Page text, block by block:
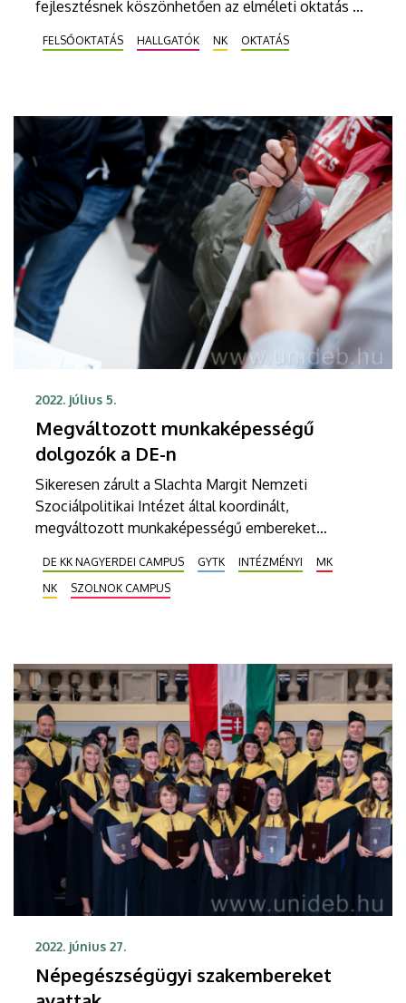
fejlesztésnek köszönhetően az elméleti oktatás és
színvonalasabb körülmények között történik a
FELSŐOKTATÁS HALLGATÓK NK OKTATÁS
2022. július 5.
Megváltozott munkaképességű
dolgozók a DE-n
Sikeresen zárult a Slachta Margit Nemzeti
Szociálpolitikai Intézet által koordinált,
megváltozott munkaképességű embereket
Egyetem másfél éven át 32 munkavállalót tudott
foglalkoztatni a csaknem 36 millió forintos
DE KK NAGYERDEI CAMPUS GYTK INTÉZMÉNYI
MK
NK
SZOLNOK CAMPUS
2022. június 27.
Népegészségügyi szakembereket